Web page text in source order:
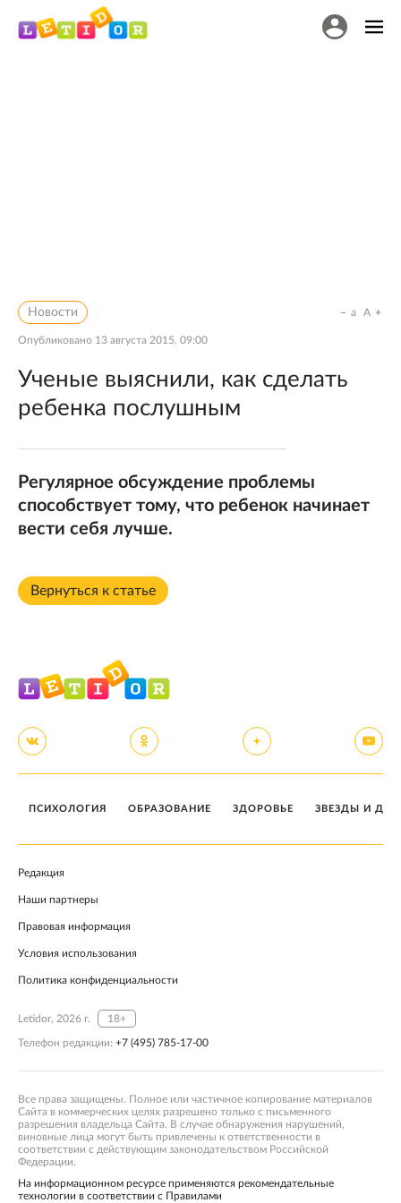
Новости
Опубликовано 13 августа 2015, 09:00
a A
Ученые выяснили, как сделать
ребенка послушным
Регулярное обсуждение проблемы
способствует тому, что ребенок начинает
вести себя лучше.
Вернуться к статье
ПСИХОЛОГИЯ ОБРАЗОВАНИЕ ЗДОРОВЬЕ ЗВЕЗДЫ И
Редакция
Наши партнеры
Правовая информация
Условия использования
Политика конфиденциальности
Letidor, 2026 г. 18+
Телефон редакции: +7 (495) 785-17-00
Все права защищены. Полное или частичное копирование материалов
Сайта в коммерческих целях разрешено только с письменного
разрешения владельца Сайта. В случае обнаружения нарушений,
виновные лица могут быть привлечены к ответственности в
соответствии с действующим законодательством Российской
Федерации.
На информационном ресурсе применяются рекомендательные
технологии в соответствии с Правилами